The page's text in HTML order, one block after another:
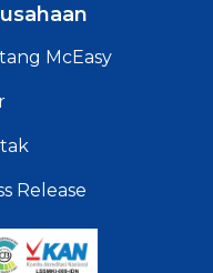
McEasy
Release